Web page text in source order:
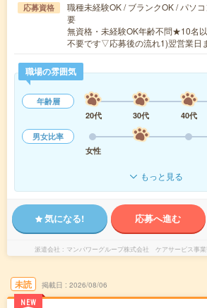
応募資格
職種未経験OK / ブランクOK / パソ
要
無資格・未経験OK年齢不問★10名
不要です▽応募後の流れ1)翌営業日
職場の雰囲気
年齢層
20代
30代 40代
男女比率
女性
もっと見る
気になる! 応募へ進む
派遣会社 マンパワーグループ株式会社 ケアサービス事
未読
NEW
掲載日 2026/08/06